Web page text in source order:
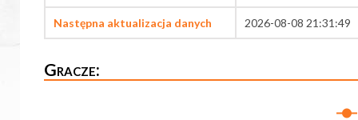
Następna aktualizacja danych 2026-08-08 21:31:49
Gracze: